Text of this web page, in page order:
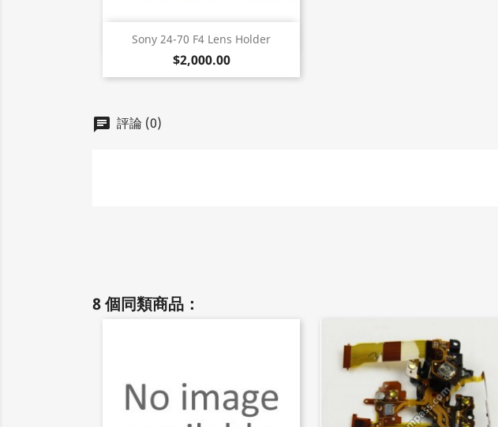
Sony 24-70 F4 Lens Holder
$2,000.00
快速查看
chat 評論 (0)
8 個同類商品：